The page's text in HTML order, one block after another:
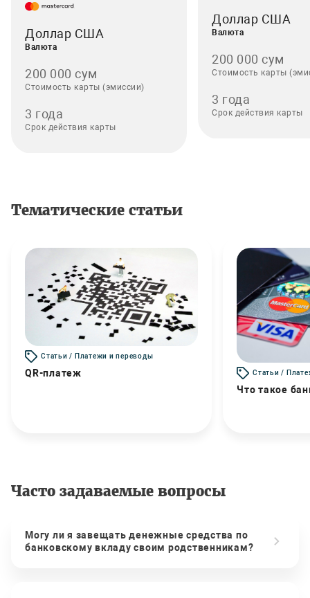
Доллар США
Валюта
200 000 сум
Стоимость карты (эмиссии)
3 года
Срок действия карты
Доллар США
Валюта
200 000 сум
Стоимость карты
3 года
Срок действия карты
Тематические статьи
Статьи / Платежи и переводы
QR-платеж Статьи /
Что такое
Часто задаваемые вопросы
Могу ли я завещать денежные средства по
банковскому вкладу своим родственникам?